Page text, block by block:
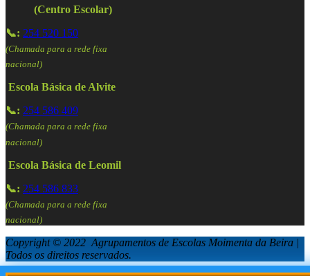
(Centro Escolar)
📞: 254 520 150
(Chamada para a rede fixa
nacional)
Escola Básica de Alvite
📞: 254 586 409
(Chamada para a rede fixa
nacional)
Escola Básica de Leomil
📞: 254 586 833
(Chamada para a rede fixa
nacional)
Copyright © 2022 Agrupamentos de Escolas Moimenta da Beira |
Todos os direitos reservados.